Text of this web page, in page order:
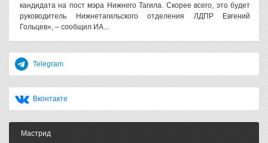
кандидата на пост мэра Нижнего Тагила. Скорее всего, это будет
руководитель Нижнетагильского отделения ЛДПР Евгений
Гольцев», – сообщил ИА...
Telegram
Вконтакте
Мастрид